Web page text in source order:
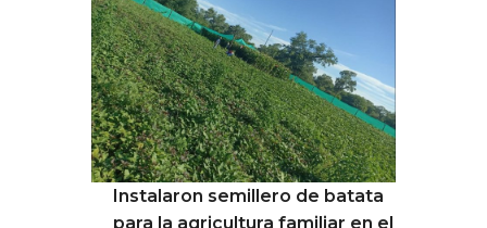
Instalaron semillero de batata
para la agricultura familiar en el